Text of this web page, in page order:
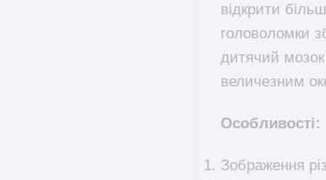
відкрити
головоломки
дитячий мозок
величезним
Особливості:
Зображення